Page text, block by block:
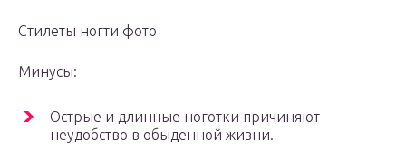
Стилеты ногти фото
Минусы:
Острые и длинные ноготки причиняют
неудобство в обыденной жизни.